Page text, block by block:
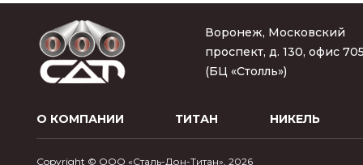
Воронеж, Московский
проспект, д. 130, офис
(БЦ «Столль»)
О КОМПАНИИ ТИТАН НИКЕЛЬ
Copyright © ООО «Сталь-Дон-Титан», 2026